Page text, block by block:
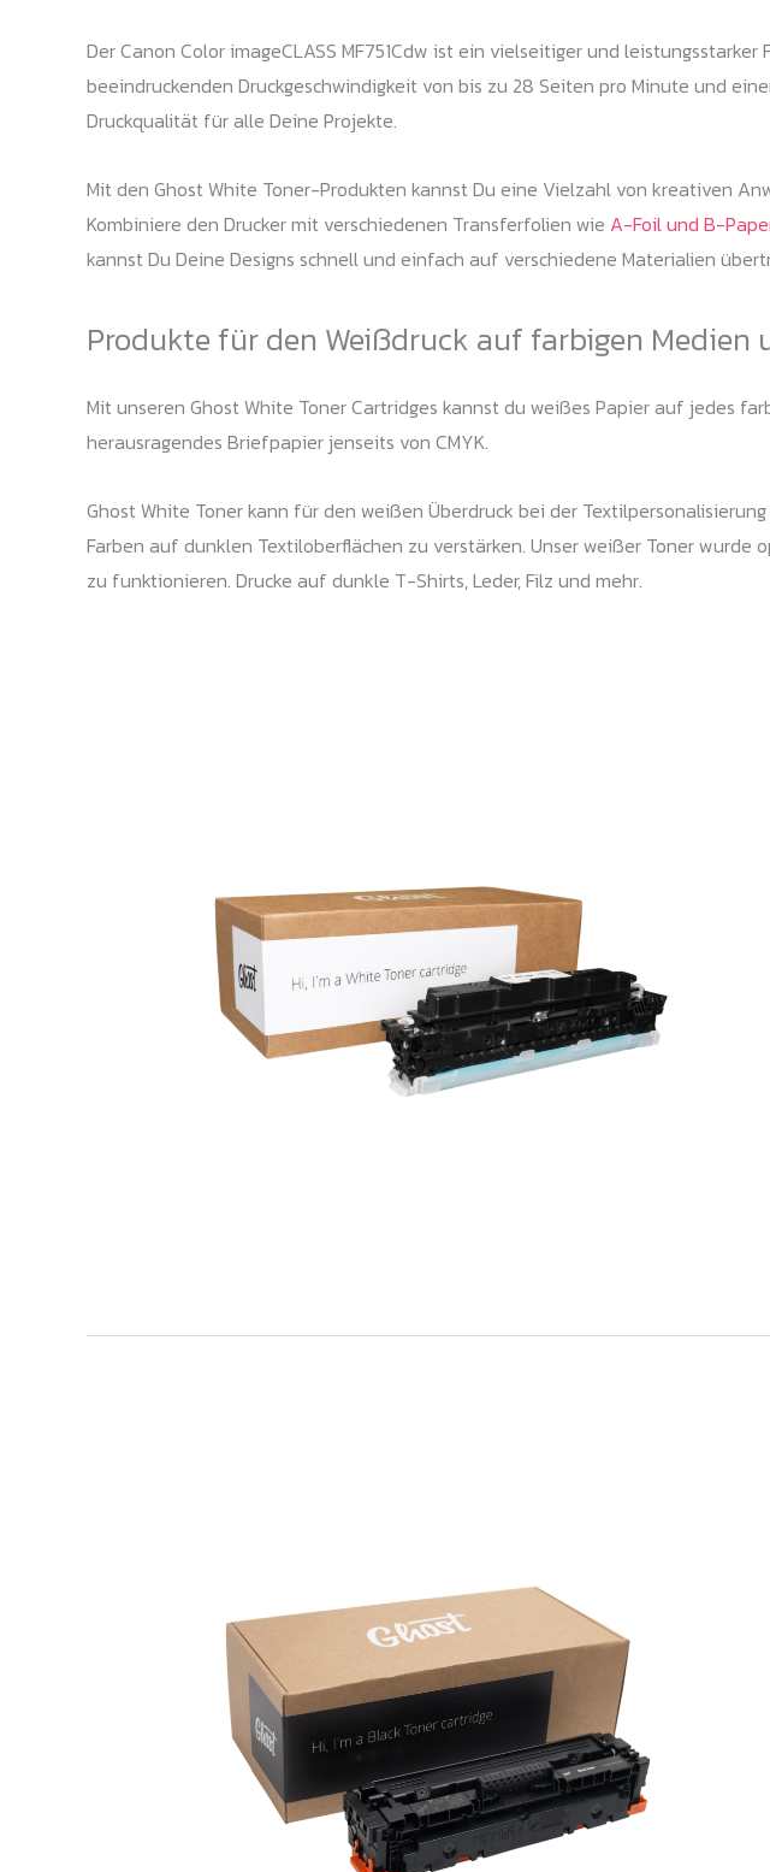
Der Canon Color imageCLASS MF751Cdw ist ein vielseitiger und
beeindruckenden Druckgeschwindigkeit von bis zu 28 Seiten pro Minute und
Druckqualität für alle Deine Projekte.
Mit den Ghost White Toner-Produkten kannst Du eine Vielzahl von kreativen
Kombiniere den Drucker mit verschiedenen Transferfolien wie A-Foil und B-
kannst Du Deine Designs schnell und einfach auf verschiedene Materialien
Produkte für den Weißdruck auf farbigen
Mit unseren Ghost White Toner Cartridges kannst du weißes Papier auf jedes
herausragendes Briefpapier jenseits von CMYK.
Ghost White Toner kann für den weißen Überdruck bei der
Farben auf dunklen Textiloberflächen zu verstärken. Unser weißer Toner wurde
zu funktionieren. Drucke auf dunkle T-Shirts, Leder, Filz und mehr.